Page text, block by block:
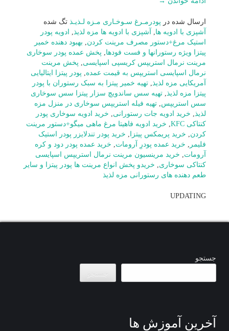
ارسال شده در پودرمـرغ سـوخـاری مـزه لـذیـذ تگ شده
آشپزی با ادویه ها, آشپزی با ادویه ها مزه لذیذ, ادویه پودر
استیک مرغ+دستور مصرف مرینت کردن, بهبود دهنده خمیر
پیتزا ویژه رستورانها و فست فودها, پخش عمده پودر سوخاری
مرینت نرمال استريپس کریسپی اسپایسی, پخش مرینت
نرمال اسپایسی استریپس به قیمت عمده, پودر پیتزا ایتالیایی
آمریکایی مزه لذیذ, تهیه خمیر پیتزا به سبک رستوران با پودر
پیتزا مزه لذیذ, تهیه سس ساندویچ سزار پیتزا سس سوخاری
سس استریپس, تهیه فیله استریپس سوخاری در منزل مزه
لذیذ, خرید ادویه جات رستورانی, خرید ادویه سوخاری پودر
کنتاکی KFC
, خرید ادویه فاهیتا مرغ ماهی میگو+دستور مرینت
کردن, خرید پریمکس پیتزا , خرید پودر تندلایزر پودر استیک
فلیمر , خرید عمده پودرِ آرومات, خرید عمده پودر دود و کره
آرومات, خرید مرینسیون مرینت نرمال استریپس اسپایسی
کنتاکی سوخاری, خریدو پخش انواع مرینت ها پودر پیتزا و سایر
طعم دهنده های رستورانی مزه لذیذ
UPDATING
جستجو
جستجو
آخرین آموزش ها